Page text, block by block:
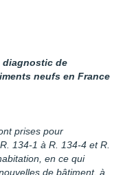
diagnostic de
neufs en France
prises pour
134-1 à R. 134-4 et R.
en ce qui
de bâtiment, à